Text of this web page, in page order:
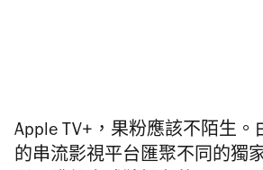
Apple TV+，果粉應該不陌生。
的串流影視平台匯聚不同的獨